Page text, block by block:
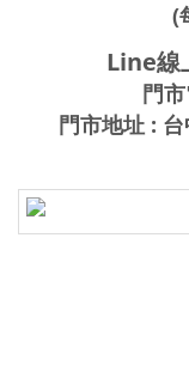
(
Line線
門
門市地址 :